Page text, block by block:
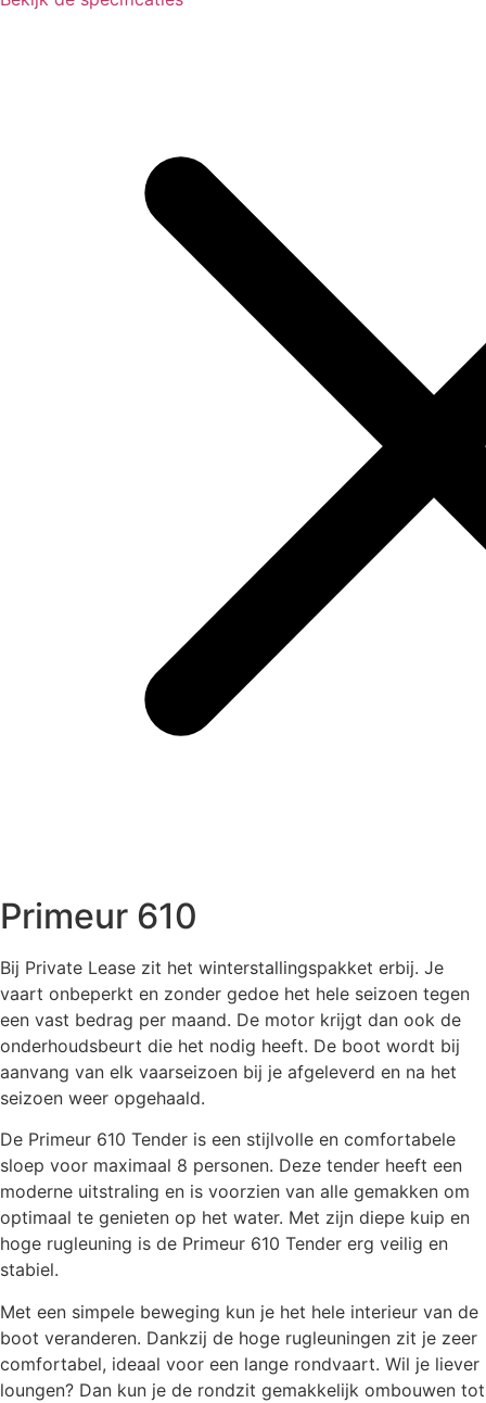
Primeur 610
Bij Private Lease zit het winterstallingspakket erbij. Je
vaart onbeperkt en zonder gedoe het hele seizoen tegen
een vast bedrag per maand. De motor krijgt dan ook de
onderhoudsbeurt die het nodig heeft. De boot wordt bij
aanvang van elk vaarseizoen bij je afgeleverd en na het
seizoen weer opgehaald.
De Primeur 610 Tender is een stijlvolle en comfortabele
sloep voor maximaal 8 personen. Deze tender heeft een
moderne uitstraling en is voorzien van alle gemakken om
optimaal te genieten op het water. Met zijn diepe kuip en
hoge rugleuning is de Primeur 610 Tender erg veilig en
stabiel.
Met een simpele beweging kun je het hele interieur van de
boot veranderen. Dankzij de hoge rugleuningen zit je zeer
comfortabel, ideaal voor een lange rondvaart. Wil je liever
loungen? Dan kun je de rondzit gemakkelijk ombouwen tot